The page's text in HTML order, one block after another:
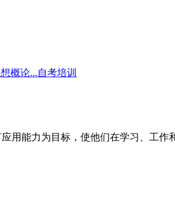
概论...自考培训
用能力为目标，使他们在学习、工作